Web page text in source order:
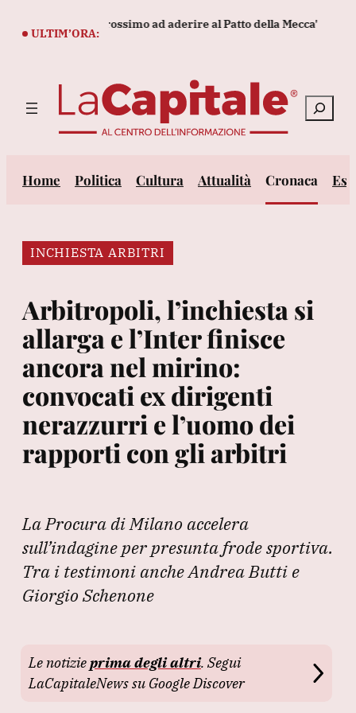
ULTIM’ORA:
essere il prossimo ad aderire al Patto della Mecca'
Cerca
Home Politica Cultura Attualità Cronaca
INCHIESTA ARBITRI
Arbitropoli, l’inchiesta si
allarga e l’Inter finisce
ancora nel mirino:
convocati ex dirigenti
nerazzurri e l’uomo dei
rapporti con gli arbitri
La Procura di Milano accelera
sull’indagine per presunta frode sportiva.
Tra i testimoni anche Andrea Butti e
Giorgio Schenone
Le notizieprima degli altri. Segui
LaCapitaleNews su Google Discover